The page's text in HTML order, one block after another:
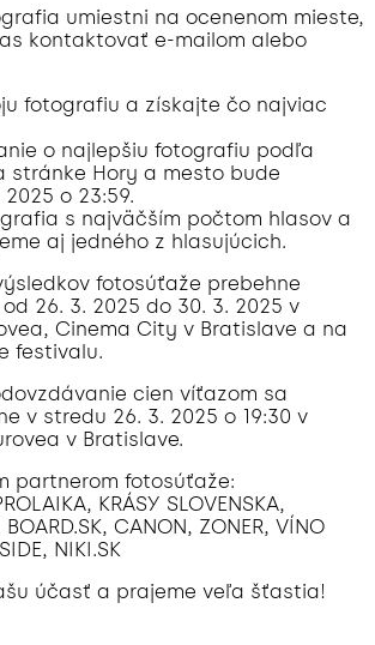
umiestni na ocenenom mieste,
kontaktovať e-mailom alebo
fotografiu a získajte čo najviac
o najlepšiu fotografiu podľa
stránke Hory a mesto bude
o 23:59.
s najväčším počtom hlasov a
aj jedného z hlasujúcich.
fotosúťaže prebehne
26. 3. 2025 do 30. 3. 2025 v
Cinema City v Bratislave a na
festivalu.
cien víťazom sa
v stredu 26. 3. 2025 o 19:30 v
v Bratislave.
partnerom fotosúťaže:
KRÁSY SLOVENSKA,
CANON, ZONER, VÍNO
NIKI.SK
účasť a prajeme veľa šťastia!